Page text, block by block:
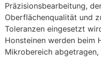
Präzisionsbearbeitung,
Oberflächenqualität und
Toleranzen eingesetzt
Honsteinen werden beim
Mikrobereich